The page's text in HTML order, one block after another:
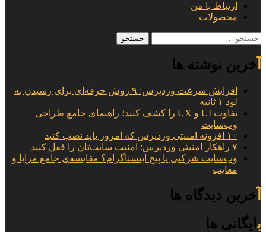
ارتباط با من
محصولات
جستجو
آخرین نوشته ها
افزایش سرعت وردپرس: ۹ روش حرفه‌ای برای رسیدن به
لود ۱ ثانیه
تفاوت UI و UX را کشف کنید؛ راهنمای جامع طراحی
وب‌سایت
۱۰ افزونه امنیتی وردپرس که امروز باید نصب کنید
۷ راهکار امنیتی وردپرس: امنیت سایت‌تان را قفل کنید
وب‌سایت شرکتی یا پیج اینستاگرام؟ مقایسه‌ی جامع مزایا و
معایب
آخرین دیدگاه ها
بایگانی ها